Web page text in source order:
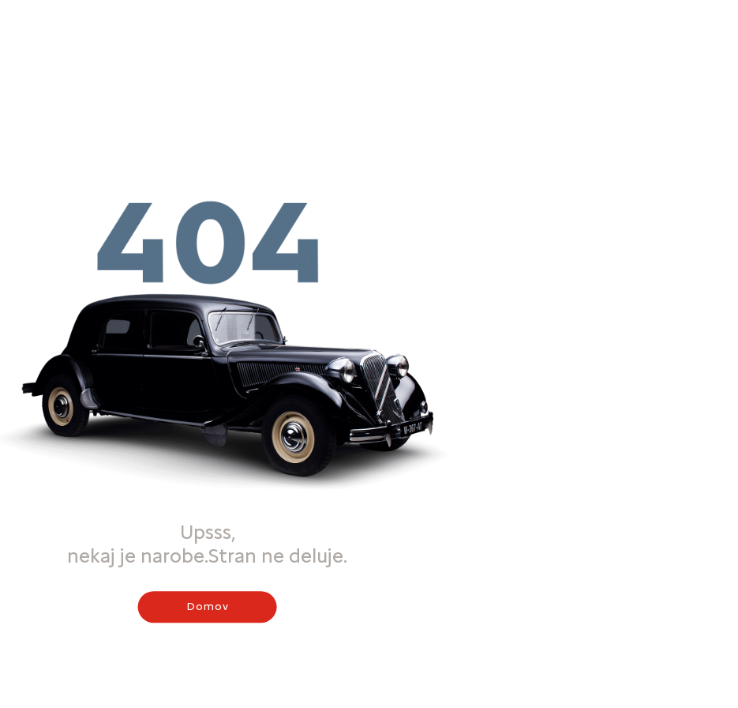
Upsss,
nekaj je narobe.Stran ne deluje.
Domov